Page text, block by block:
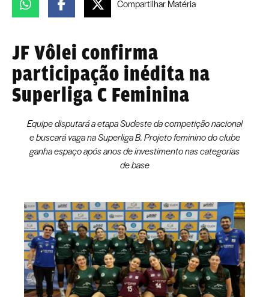
CompartilharMatéria
JF Vôlei confirma
participação inédita na
Superliga C Feminina
Equipe disputará a etapa Sudeste da competição nacional
e buscará vaga na Superliga B. Projeto feminino do clube
ganha espaço após anos de investimento nas categorias
de base